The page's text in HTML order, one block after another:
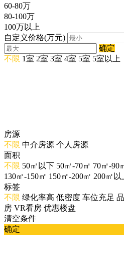
60-80万
80-100万
100万以上
自定义价格(万元)
确定
不限 1室 2室 3室 4室 5室 5室以上
房源
不限 中介房源 个人房源
面积
不限 50㎡以下 50㎡-70㎡ 70㎡-90
130㎡-150㎡ 150㎡-200㎡ 200㎡以
标签
不限 绿化率高 低密度 车位充足
房 VR看房 优惠楼盘
清空条件
确定